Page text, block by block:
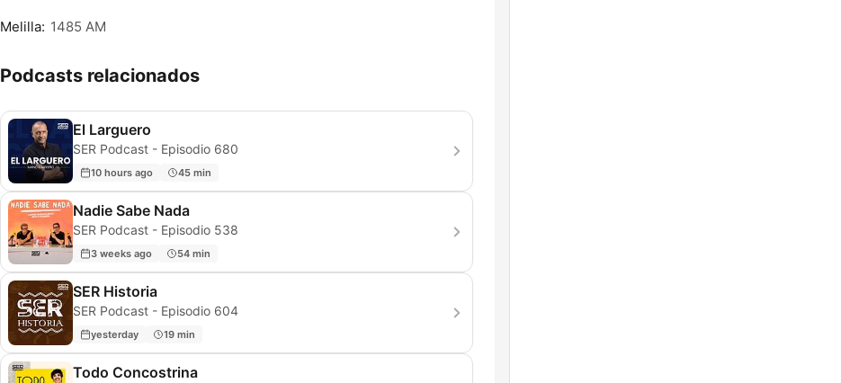
Melilla: 1485 AM
Podcasts relacionados
El Larguero
SER Podcast - Episodio 680
10 hours ago 45 min
Nadie Sabe Nada
SER Podcast - Episodio 538
3 weeks ago 54 min
SER Historia
SER Podcast - Episodio 604
yesterday 19 min
Todo Concostrina